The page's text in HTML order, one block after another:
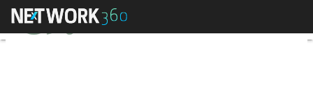
Irisbond amplía su capital con la